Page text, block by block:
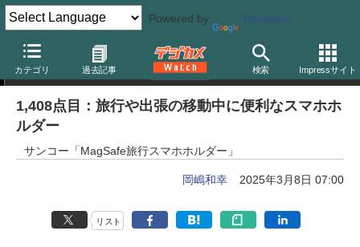
Powered by Translate
カテゴリ 過去記事 検索 Impressサイト
岡嶋和幸の「あとで買う」
1,408点目：旅行や出張の移動中に便利なスマホホ
ルダー
サンコー「MagSafe旅行スマホホルダー」
岡嶋和幸 2025年3月8日 07:00
リスト